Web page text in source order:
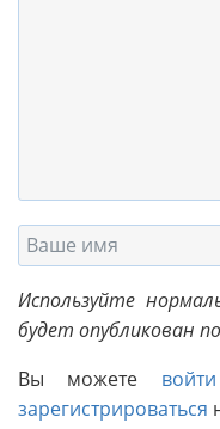
Используйте
будет опубликован
Вы можете войти
зарегистрироваться